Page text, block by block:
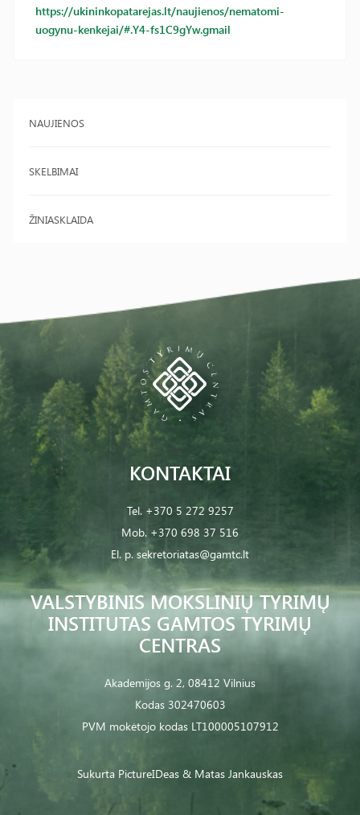
NAUJIENOS
SKELBIMAI
ŽINIASKLAIDA
https://ukininkopatarejas.lt/naujienos/nematomi-
uogynu-kenkejai/#.Y4-fs1C9gYw.gmail
VALSTYBINIS MOKSLINIŲ TYRIMŲ
INSTITUTAS GAMTOS TYRIMŲ
CENTRAS
Akademijos g. 2, 08412 Vilnius
Kodas 302470603
PVM mokėtojo kodas LT100005107912
KONTAKTAI
Tel. +370 5 272 9257
Mob. +370 698 37 516
El. p. sekretoriatas@gamtc.lt
Sukurta PictureIDeas & Matas Jankauskas